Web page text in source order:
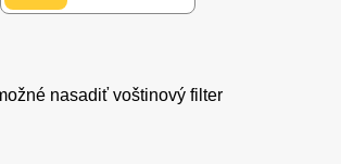
nasadiť voštinový filter